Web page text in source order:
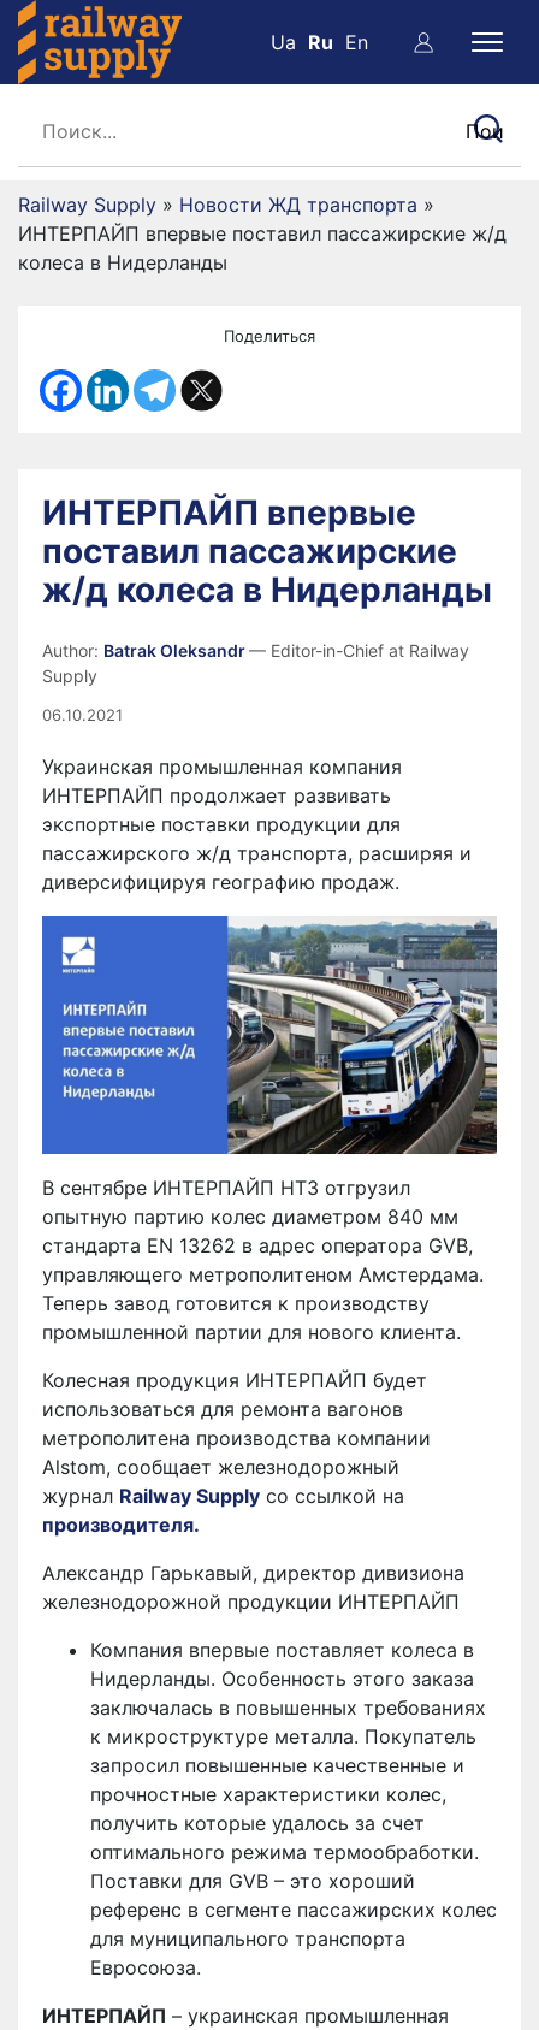
Ua Ru En
Railway Supply » Новости ЖД транспорта »
ИНТЕРПАЙП впервые поставил пассажирские ж/д
колеса в Нидерланды
Поделиться
ИНТЕРПАЙП впервые
поставил пассажирские
ж/д колеса в Нидерланды
Author: Batrak Oleksandr— Editor-in-Chief at Railway
Supply
06.10.2021
Украинская промышленная компания
ИНТЕРПАЙП продолжает развивать
экспортные поставки продукции для
пассажирского ж/д транспорта, расширяя и
диверсифицируя географию продаж.
В сентябре ИНТЕРПАЙП НТЗ отгрузил
опытную партию колес диаметром 840 мм
стандарта EN 13262 в адрес оператора GVB,
управляющего метрополитеном Амстердама.
Теперь завод готовится к производству
промышленной партии для нового клиента.
Колесная продукция ИНТЕРПАЙП будет
использоваться для ремонта вагонов
метрополитена производства компании
Alstom, сообщает железнодорожный
журнал Railway Supply со ссылкой на
производителя.
Александр Гарькавый, директор дивизиона
железнодорожной продукции ИНТЕРПАЙП
Компания впервые поставляет колеса в
Нидерланды. Особенность этого заказа
заключалась в повышенных требованиях
к микроструктуре металла. Покупатель
запросил повышенные качественные и
прочностные характеристики колес,
получить которые удалось за счет
оптимального режима термообработки.
Поставки для GVB – это хороший
референс в сегменте пассажирских колес
для муниципального транспорта
Евросоюза.
ИНТЕРПАЙП – украинская промышленная